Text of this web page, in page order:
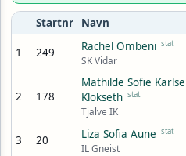
Startnr Navn
1 249 Rachel Ombeni stat
SK Vidar
2 178
Mathilde Sofie
Klokseth stat
Tjalve IK
3 20 Liza Sofia Aune stat
IL Gneist